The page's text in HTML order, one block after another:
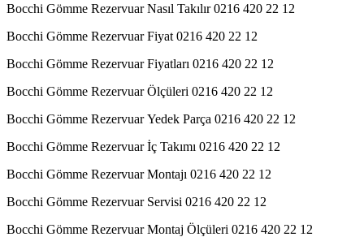
Bocchi Gömme Rezervuar Nasıl Takılır 0216 420 22 12
Bocchi Gömme Rezervuar Fiyat 0216 420 22 12
Bocchi Gömme Rezervuar Fiyatları 0216 420 22 12
Bocchi Gömme Rezervuar Ölçüleri 0216 420 22 12
Bocchi Gömme Rezervuar Yedek Parça 0216 420 22 12
Bocchi Gömme Rezervuar İç Takımı 0216 420 22 12
Bocchi Gömme Rezervuar Montajı 0216 420 22 12
Bocchi Gömme Rezervuar Servisi 0216 420 22 12
Bocchi Gömme Rezervuar Montaj Ölçüleri 0216 420 22 12